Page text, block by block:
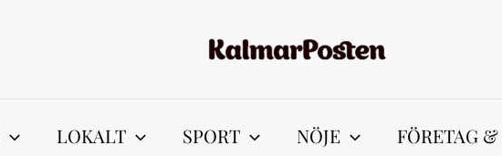
LOKALT SPORT NÖJE FÖRETAG